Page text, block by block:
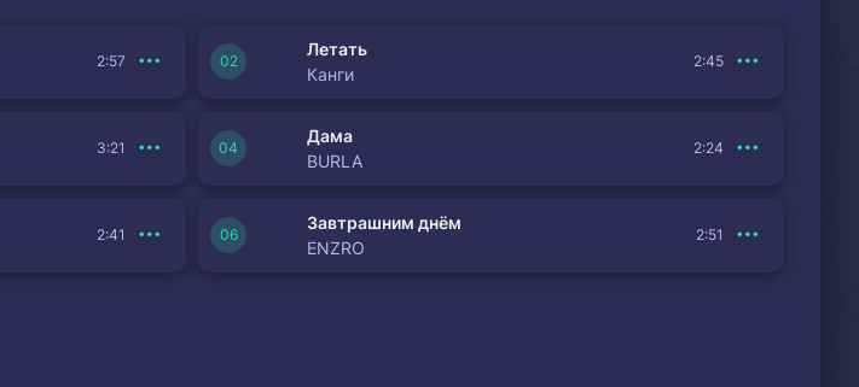
2:57
Летать
Канги
2:45
3:21
Дама
BURLA
2:24
2:41
Завтрашним днём
ENZRO
2:51